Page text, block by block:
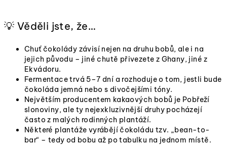
💡 Věděli jste, že…
Chuť čokolády závisí nejen na druhu bobů, ale i na
jejich původu – jiné chutě přivezete z Ghany, jiné z
Ekvádoru.
Fermentace trvá 5–7 dní a rozhoduje o tom, jestli bude
čokoláda jemná nebo s divočejšími tóny.
Největším producentem kakaových bobů je Pobřeží
slonoviny, ale ty nejexkluzivnější druhy pocházejí
často z malých rodinných plantáží.
Některé plantáže vyrábějí čokoládu tzv. „bean-to-
bar“ – tedy od bobu až po tabulku na jednom místě.